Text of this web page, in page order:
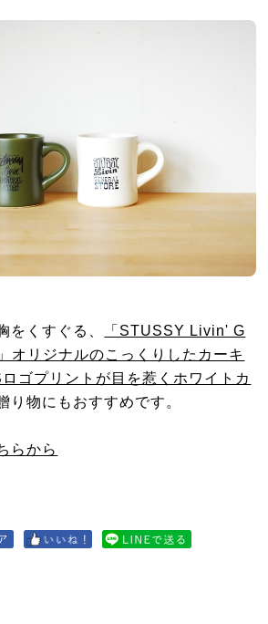
をくすぐる、
「STUSSY Livin' G
オリジナルのこっくりしたカーキ
ゴプリントが目を惹くホワイトカ
り物にもおすすめです。
らから